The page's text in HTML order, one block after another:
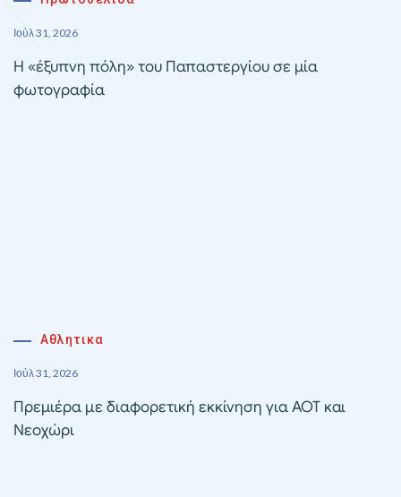
Ιούλ 31, 2026
Η «έξυπνη πόλη» του Παπαστεργίου σε μία
φωτογραφία
Αθλητικα
Ιούλ 31, 2026
Πρεμιέρα με διαφορετική εκκίνηση για ΑΟΤ και
Νεοχώρι